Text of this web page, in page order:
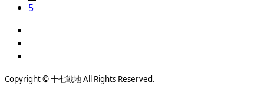
5
Copyright © 十七戦地 All Rights Reserved.